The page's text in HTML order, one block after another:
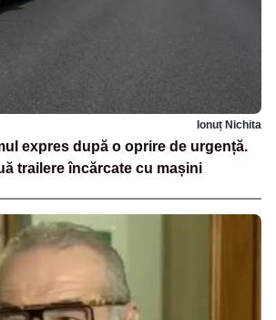
Ionuț Nichita
expres după o oprire de urgență.
trailere încărcate cu mașini